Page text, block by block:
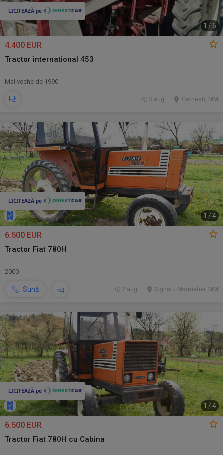
1 / 6
4.400 EUR
Tractor international 453
Mai veche de 1990
Cernesti, MM
3 aug.
1 /4
6.500 EUR
Tractor Fiat 780H
2000
Sună Sighetu Marmatiei, MM
2 aug.
1 /4
6.500 EUR
Tractor Fiat 780H cu Cabina